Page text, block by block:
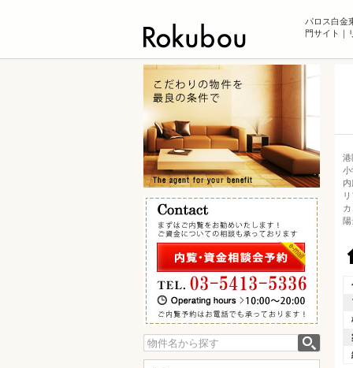
パロス白金
門サイト｜
港
小
陽
検索: